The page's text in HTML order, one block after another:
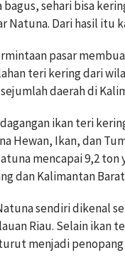
bagus, sehari bisa
Natuna. Dari hasil itu
pasar
teri kering dari
daerah di
ikan teri
Hewan, Ikan, dan
mencapai 9,2
dan Kalimantan
sendiri dikenal
Riau. Selain ikan
menjadi